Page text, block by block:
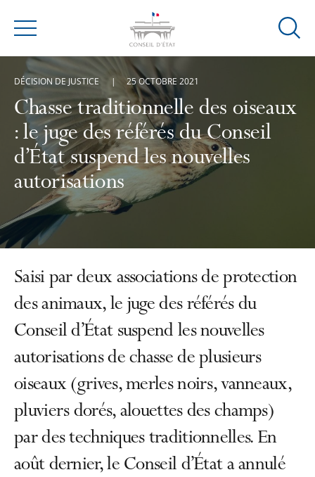
Menu
Ouvrir
Chasse traditionnelle des oiseaux
: le juge des référés du Conseil
d’État suspend les nouvelles
autorisations
DÉCISION DE JUSTICE 25 OCTOBRE 2021
Saisi par deux associations de protection
des animaux, le juge des référés du
Conseil d’État suspend les nouvelles
autorisations de chasse de plusieurs
oiseaux (grives, merles noirs, vanneaux,
pluviers dorés, alouettes des champs)
par des techniques traditionnelles. En
août dernier, le Conseil d’État a annulé